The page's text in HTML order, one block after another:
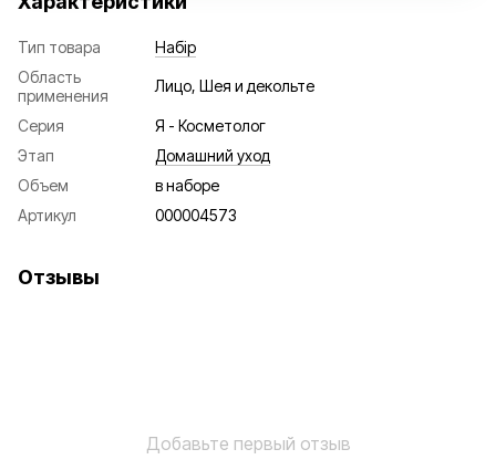
Тип товара
Набір
Область
применения
Лицо, Шея и декольте
Серия
Я - Косметолог
Этап
Домашний уход
Объем
в наборе
Артикул
000004573
Отзывы
Добавьте первый отзыв